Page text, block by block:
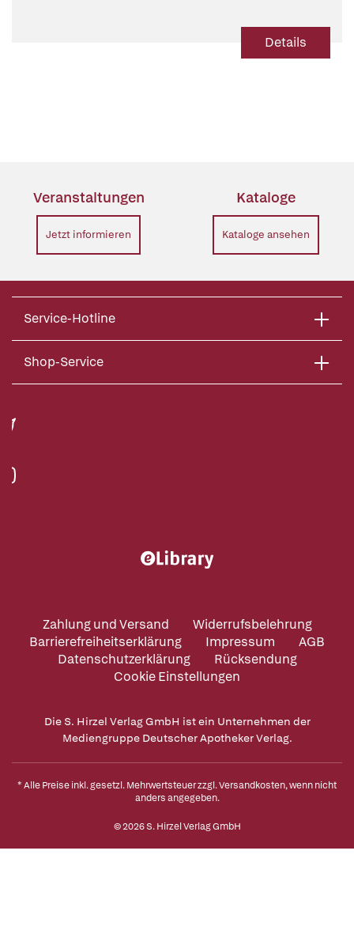
Details
Veranstaltungen
Jetzt informieren
Kataloge
Kataloge ansehen
Service-Hotline
Shop-Service
Zahlung und Versand
Widerrufsbelehrung
Barrierefreiheitserklärung
Impressum
AGB
Datenschutzerklärung
Rücksendung
Cookie Einstellungen
Die S. Hirzel Verlag GmbH ist ein Unternehmen der
Mediengruppe Deutscher Apotheker Verlag.
* Alle Preise inkl. gesetzl. Mehrwertsteuer zzgl.Versandkosten, wenn nicht
anders angegeben.
© 2026 S. Hirzel Verlag GmbH